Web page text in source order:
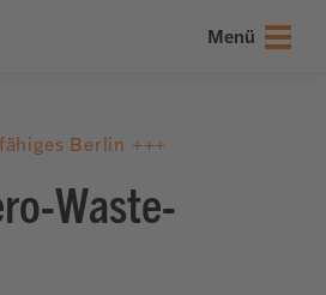
Menü
Berlin +++
Waste-